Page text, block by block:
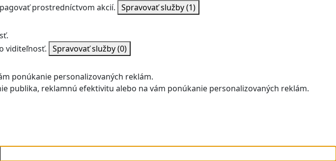
prostredníctvom akcií. Spravovať služby(1)
viditeľnosť. Spravovať služby(0)
ponúkanie personalizovaných reklám.
publika, reklamnú efektivitu alebo na vám ponúkanie personalizovaných reklám.